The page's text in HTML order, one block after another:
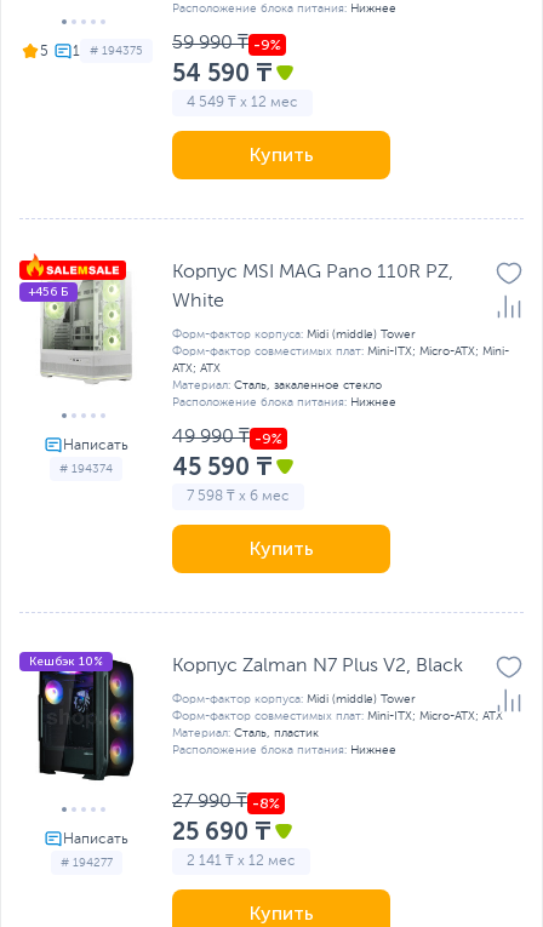
5 # 194375
Расположение блока питания: Нижнее
59 990 ₸
54 590 ₸
4 549 ₸ x 12 мес
Купить
# 194374
+456 Б
Корпус MSI MAG Pano 110R PZ,
White
Форм-фактор корпуса: Midi (middle) Tower
Форм-фактор совместимых плат: Mini-ITX; Micro-ATX; Mini-
ATX; ATX
Материал: Сталь, закаленное стекло
Расположение блока питания: Нижнее
49 990 ₸
45 590 ₸
7 598 ₸ x 6 мес
Купить
# 194277
Кешбэк 10% Корпус Zalman N7 Plus V2, Black
Форм-фактор корпуса: Midi (middle) Tower
Форм-фактор совместимых плат: Mini-ITX; Micro-ATX; ATX
Материал: Сталь, пластик
Расположение блока питания: Нижнее
27 990 ₸
25 690 ₸
2 141 ₸ x 12 мес
Купить